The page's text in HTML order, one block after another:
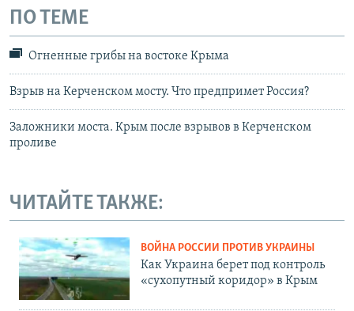
ПО ТЕМЕ
Огненные грибы на востоке Крыма
Взрыв на Керченском мосту. Что предпримет Россия?
Заложники моста. Крым после взрывов в Керченском
проливе
ЧИТАЙТЕ ТАКЖЕ:
ВОЙНА РОССИИ ПРОТИВ УКРАИНЫ
Как Украина берет под контроль
«сухопутный коридор» в Крым